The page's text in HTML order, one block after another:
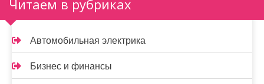
Читаем в рубриках
Автомобильная электрика
Бизнес и финансы